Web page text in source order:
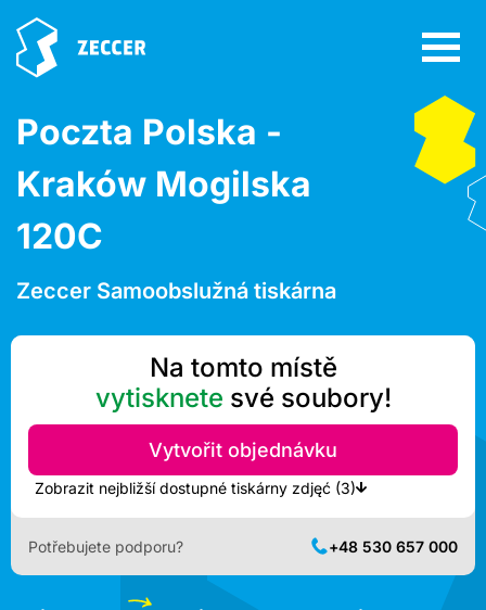
Poczta Polska -
Kraków Mogilska
120C
Zeccer Samoobslužná tiskárna
Na tomto místě
vytisknete své soubory!
Vytvořit objednávku
Zobrazit nejbližší dostupné tiskárny zdjęć (3)
Potřebujete podporu? +48 530 657 000